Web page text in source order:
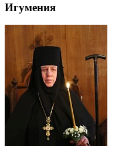
Игумения